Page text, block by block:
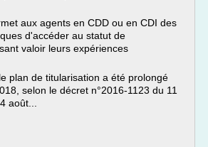
aux agents en CDD ou en CDI des
d'accéder au statut de
valoir leurs expériences
plan de titularisation a été prolongé
selon le décret n°2016-1123 du 11
août...